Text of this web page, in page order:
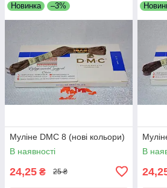
Новинка –3%
Муліне DMC 8 (нові кольори)
В наявності
24,25 ₴ 25 ₴
В